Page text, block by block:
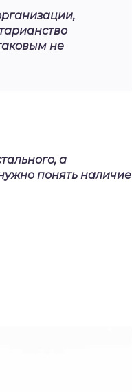
не
а
понять наличие